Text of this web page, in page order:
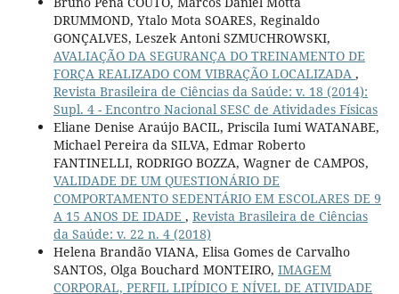
DRUMMOND, Ytalo Mota SOARES, Reginaldo
GONÇALVES, Leszek Antoni SZMUCHROWSKI,
AVALIAÇÃO DA SEGURANÇA DO TREINAMENTO DE
FORÇA REALIZADO COM VIBRAÇÃO LOCALIZADA ,
Revista Brasileira de Ciências da Saúde: v. 18 (2014):
Supl. 4 - Encontro Nacional SESC de Atividades Físicas
Eliane Denise Araújo BACIL, Priscila Iumi WATANABE,
Michael Pereira da SILVA, Edmar Roberto
FANTINELLI, RODRIGO BOZZA, Wagner de CAMPOS,
VALIDADE DE UM QUESTIONÁRIO DE
COMPORTAMENTO SEDENTÁRIO EM ESCOLARES DE 9
A 15 ANOS DE IDADE , Revista Brasileira de Ciências
da Saúde: v. 22 n. 4 (2018)
Helena Brandão VIANA, Elisa Gomes de Carvalho
SANTOS, Olga Bouchard MONTEIRO, IMAGEM
CORPORAL, PERFIL LIPÍDICO E NÍVEL DE ATIVIDADE